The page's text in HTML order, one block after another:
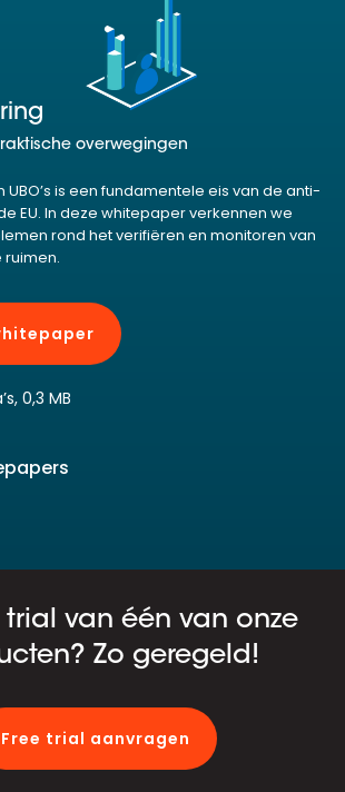
overwegingen
UBO’s is een fundamentele eis van de anti-
EU. In deze whitepaper verkennen we
rond het verifiëren en monitoren van
ruimen.
0,3 MB
trial van één van onze
Zo geregeld!
Free trial aanvragen